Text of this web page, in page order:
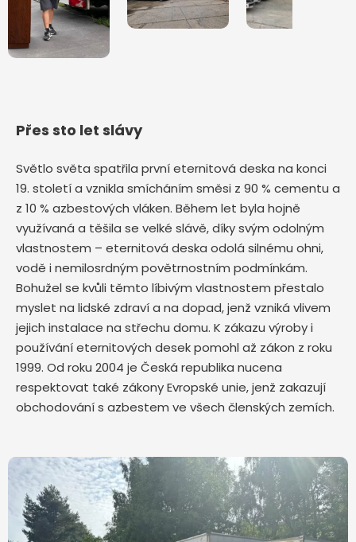
Přes sto let slávy
Světlo světa spatřila první eternitová deska na konci
19. století a vznikla smícháním směsi z 90 % cementu a
z 10 % azbestových vláken. Během let byla hojně
využívaná a těšila se velké slávě, díky svým odolným
vlastnostem – eternitová deska odolá silnému ohni,
vodě i nemilosrdným povětrnostním podmínkám.
Bohužel se kvůli těmto líbivým vlastnostem přestalo
myslet na lidské zdraví a na dopad, jenž vzniká vlivem
jejich instalace na střechu domu. K zákazu výroby i
používání eternitových desek pomohl až zákon z roku
1999. Od roku 2004 je Česká republika nucena
respektovat také zákony Evropské unie, jenž zakazují
obchodování s azbestem ve všech členských zemích.